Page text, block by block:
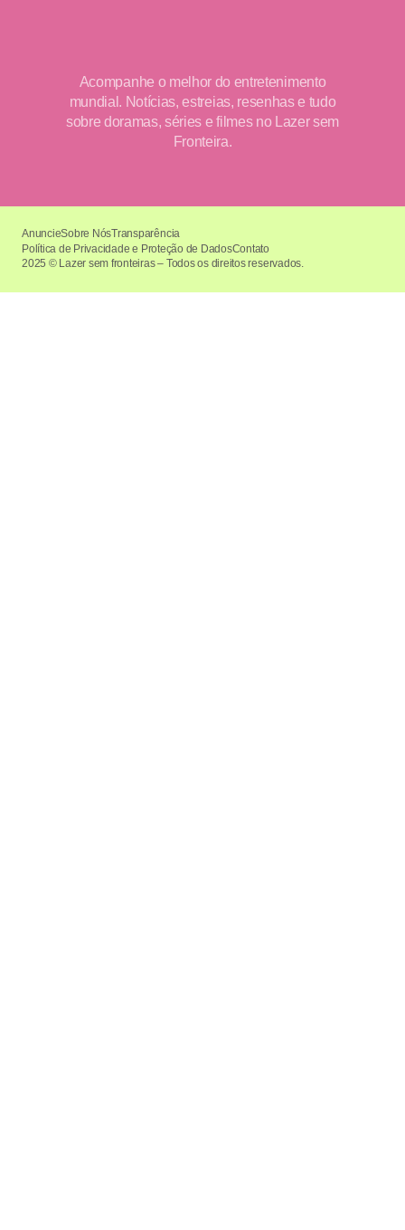
Acompanhe o melhor do entretenimento
mundial. Notícias, estreias, resenhas e tudo
sobre doramas, séries e filmes no Lazer sem
Fronteira.
2025 © Lazer sem fronteiras – Todos os direitos reservados.
AnuncieSobre NósTransparência
Política de Privacidade e Proteção de DadosContato